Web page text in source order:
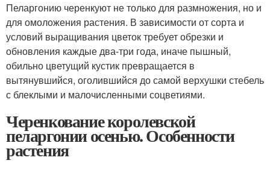
Пеларгонию черенкуют не только для размножения, но и
для омоложения растения. В зависимости от сорта и
условий выращивания цветок требует обрезки и
обновления каждые два-три года, иначе пышный,
обильно цветущий кустик превращается в
вытянувшийся, оголившийся до самой верхушки стебель
с блеклыми и малочисленными соцветиями.
Черенкование королевской
пеларгонии осенью. Особенности
растения